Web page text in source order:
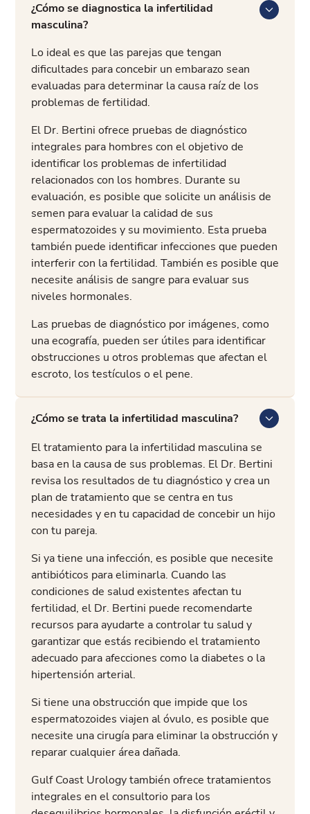
¿Cómo se diagnostica la infertilidad
masculina?
Lo ideal es que las parejas que tengan
dificultades para concebir un embarazo sean
evaluadas para determinar la causa raíz de los
problemas de fertilidad.
El Dr. Bertini ofrece pruebas de diagnóstico
integrales para hombres con el objetivo de
identificar los problemas de infertilidad
relacionados con los hombres. Durante su
evaluación, es posible que solicite un análisis de
semen para evaluar la calidad de sus
espermatozoides y su movimiento. Esta prueba
también puede identificar infecciones que pueden
interferir con la fertilidad. También es posible que
necesite análisis de sangre para evaluar sus
niveles hormonales.
Las pruebas de diagnóstico por imágenes, como
una ecografía, pueden ser útiles para identificar
obstrucciones u otros problemas que afectan el
escroto, los testículos o el pene.
¿Cómo se trata la infertilidad masculina?
El tratamiento para la infertilidad masculina se
basa en la causa de sus problemas. El Dr. Bertini
revisa los resultados de tu diagnóstico y crea un
plan de tratamiento que se centra en tus
necesidades y en tu capacidad de concebir un hijo
con tu pareja.
Si ya tiene una infección, es posible que necesite
antibióticos para eliminarla. Cuando las
condiciones de salud existentes afectan tu
fertilidad, el Dr. Bertini puede recomendarte
recursos para ayudarte a controlar tu salud y
garantizar que estás recibiendo el tratamiento
adecuado para afecciones como la diabetes o la
hipertensión arterial.
Si tiene una obstrucción que impide que los
espermatozoides viajen al óvulo, es posible que
necesite una cirugía para eliminar la obstrucción y
reparar cualquier área dañada.
Gulf Coast Urology también ofrece tratamientos
integrales en el consultorio para los